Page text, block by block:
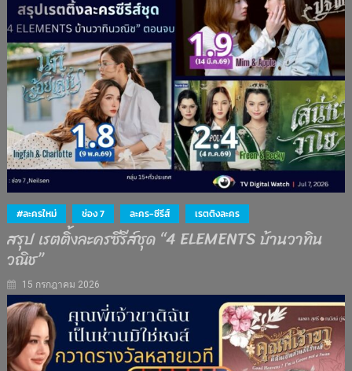
#ละครใหม่ ช่อง 7 ละคร-ซีรีส์ เรตติงละคร
สรุป เรตติ้งละครซีรีส์ชุด “4 ELEMENTS บ้านวาทิน
วณิช”
15 กรกฎาคม 2026